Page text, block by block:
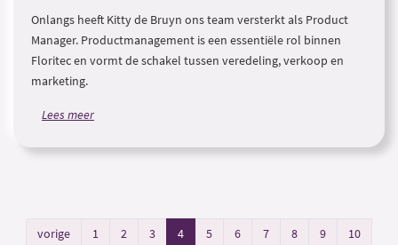
Onlangs heeft Kitty de Bruyn ons team versterkt als Product
Manager. Productmanagement is een essentiële rol binnen
Floritec en vormt de schakel tussen veredeling, verkoop en
marketing.
Lees meer
vorige 1 2 3 4 5 6 7 8 9
10